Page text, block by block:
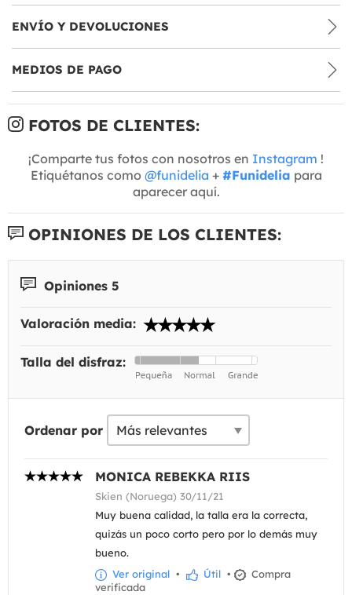
ENVÍO Y DEVOLUCIONES
MEDIOS DE PAGO
FOTOS DE CLIENTES:
¡Comparte tus fotos con nosotros en Instagram !
Etiquétanos como @funidelia + #Funidelia para
aparecer aquí.
OPINIONES DE LOS CLIENTES:
Opiniones 5
Valoración media:
Talla del disfraz:
Ordenar por
MONICA REBEKKA RIIS
Skien (Noruega) 30/11/21
Muy buena calidad, la talla era la correcta,
quizás un poco corto pero por lo demás muy
bueno.
Ver original • Útil •
Compra
verificada